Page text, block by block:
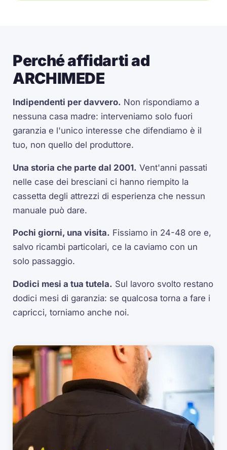
Perché affidarti ad
ARCHIMEDE
Indipendenti per davvero. Non rispondiamo a
nessuna casa madre: interveniamo solo fuori
garanzia e l'unico interesse che difendiamo è il
tuo, non quello del produttore.
Una storia che parte dal 2001. Vent'anni passati
nelle case dei bresciani ci hanno riempito la
cassetta degli attrezzi di esperienza che nessun
manuale può dare.
Pochi giorni, una visita. Fissiamo in 24-48 ore e,
salvo ricambi particolari, ce la caviamo con un
solo passaggio.
Dodici mesi a tua tutela. Sul lavoro svolto restano
dodici mesi di garanzia: se qualcosa torna a fare i
capricci, torniamo anche noi.